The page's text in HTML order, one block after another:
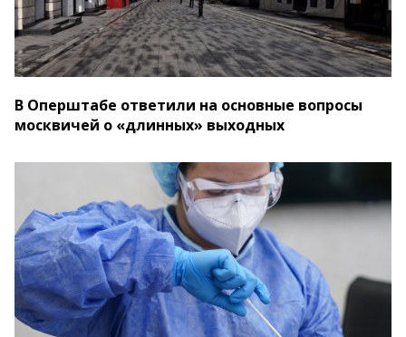
В Оперштабе ответили на основные вопросы
москвичей о «длинных» выходных